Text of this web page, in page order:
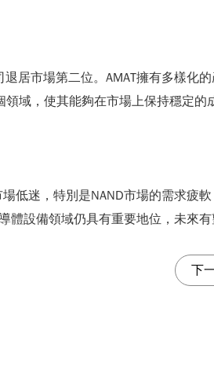
居市場第二位。AMAT擁有多樣化
域，使其能夠在市場上保持穩定的
低迷，特別是NAND市場的需求疲
設備領域仍具有重要地位，未來
下